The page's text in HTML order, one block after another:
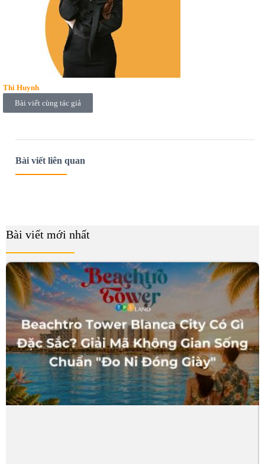
Thi Huynh
Bài viết cùng tác giả
Bài viết liên quan
Bài viết mới nhất